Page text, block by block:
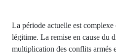
La période actuelle est complexe
légitime. La remise en cause du
multiplication des conflits armés